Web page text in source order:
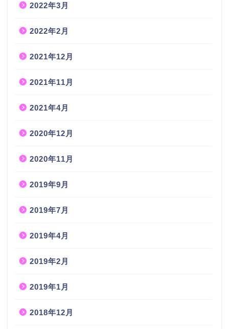
2022年3月
2022年2月
2021年12月
2021年11月
2021年4月
2020年12月
2020年11月
2019年9月
2019年7月
2019年4月
2019年2月
2019年1月
2018年12月